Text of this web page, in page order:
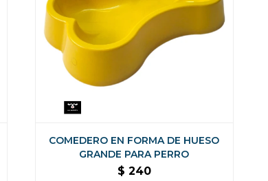
COMEDERO EN FORMA DE HUESO
GRANDE PARA PERRO
$ 240